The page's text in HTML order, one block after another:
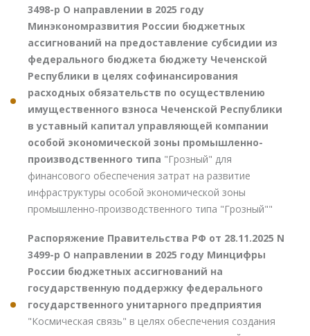
3498-р О направлении в 2025 году
Минэкономразвития России бюджетных
ассигнований на предоставление субсидии из
федерального бюджета бюджету Чеченской
Республики в целях софинансирования
расходных обязательств по осуществлению
имущественного взноса Чеченской Республики
в уставный капитал управляющей компании
особой экономической зоны промышленно-
производственного типа "Грозный" для
финансового обеспечения затрат на развитие
инфраструктуры особой экономической зоны
промышленно-производственного типа "Грозный""
Распоряжение Правительства РФ от 28.11.2025 N
3499-р О направлении в 2025 году Минцифры
России бюджетных ассигнований на
государственную поддержку федерального
государственного унитарного предприятия
"Космическая связь" в целях обеспечения создания